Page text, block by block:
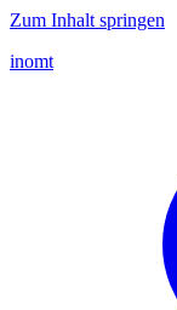
Zum Inhalt springen
inomt